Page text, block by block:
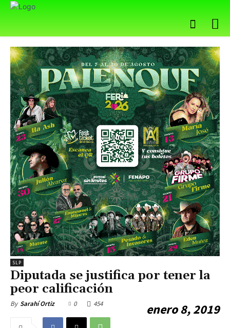
SLP
Diputada se justifica por tener la
peor calificación
By Sarahí Ortiz enero 8, 2019
0 454